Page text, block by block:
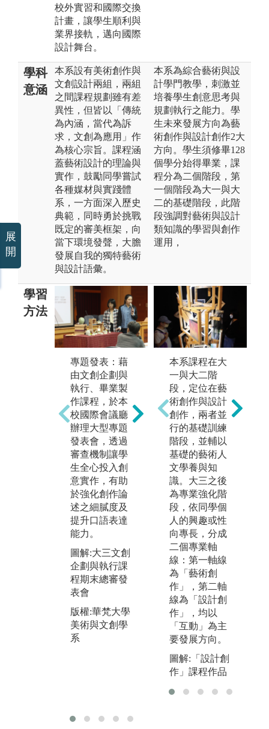
校外實習和國際交換
計畫，讓學生順利與
業界接軌，邁向國際
設計舞台。
學科
意涵
本系設有美術創作與
文創設計兩組，兩組
之間課程規劃雖有差
異性，但皆以「傳統
為內涵，當代為訴
求，文創為應用」作
為核心宗旨。課程涵
蓋藝術設計的理論與
實作，鼓勵同學嘗試
各種媒材與實踐體
系，一方面深入歷史
典範，同時勇於挑戰
既定的審美框架，向
當下環境發聲，大膽
發展自我的獨特藝術
與設計語彙。
本系為綜合藝術與設
計學門教學，刺激並
培養學生創意思考與
規劃執行之能力。學
生未來發展方向為藝
術創作與設計創作2大
方向。學生須修畢128
個學分始得畢業，課
程分為二個階段，第
一個階段為大一與大
二的基礎階段，此階
段強調對藝術與設計
類知識的學習與創作
運用，
學習
方法
專題發表：藉
由文創企劃與
執行、畢業製
作課程，於本
校國際會議廳
辦理大型專題
發表會，透過
審查機制讓學
生全心投入創
意實作，有助
於強化創作論
述之細膩度及
提升口語表達
能力。
圖解:大三文創
企劃與執行課
程期末總審發
表會
版權:華梵大學
美術與文創學
系
校外展演：除
專題審查的創
作論述及作品
表達能力外，
更透過校外展
發表學習成
效，藉此訓練
學生統籌規
劃，實際參與
設計、佈置展
場，並具備行
銷作品的能
力。
圖解:畢業展於
松山文創園區
舉行
版權:華梵大學
美術與文創學
系
本系課程在大
一與大二階
段，定位在藝
術創作與設計
創作，兩者並
行的基礎訓練
階段，並輔以
基礎的藝術人
文學養與知
識。大三之後
為專業強化階
段，依同學個
人的興趣或性
向專長，分成
二個專業軸
線：第一軸線
為「藝術創
作」，第二軸
線為「設計創
作」，均以
「互動」為主
要發展方向。
圖解:「設計創
作」課程作品
展
開